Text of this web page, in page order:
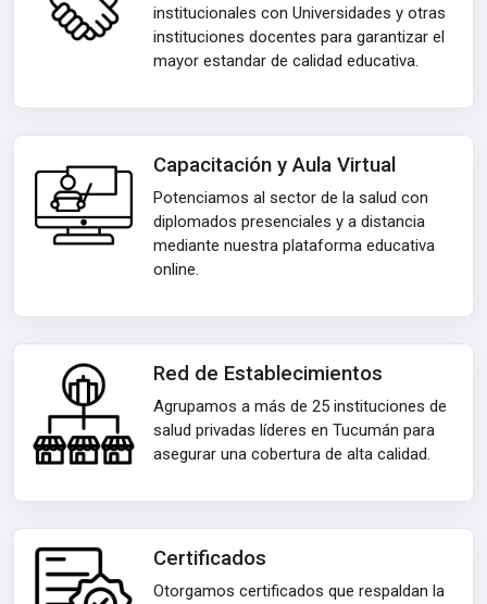
institucionales con Universidades y otras
instituciones docentes para garantizar el
mayor estandar de calidad educativa.
Capacitación y Aula Virtual
Potenciamos al sector de la salud con
diplomados presenciales y a distancia
mediante nuestra plataforma educativa
online.
Red de Establecimientos
Agrupamos a más de 25 instituciones de
salud privadas líderes en Tucumán para
asegurar una cobertura de alta calidad.
Certificados
Otorgamos certificados que respaldan la